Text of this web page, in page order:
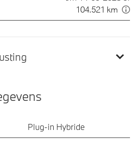
104.521 km
Plug-in Hybride